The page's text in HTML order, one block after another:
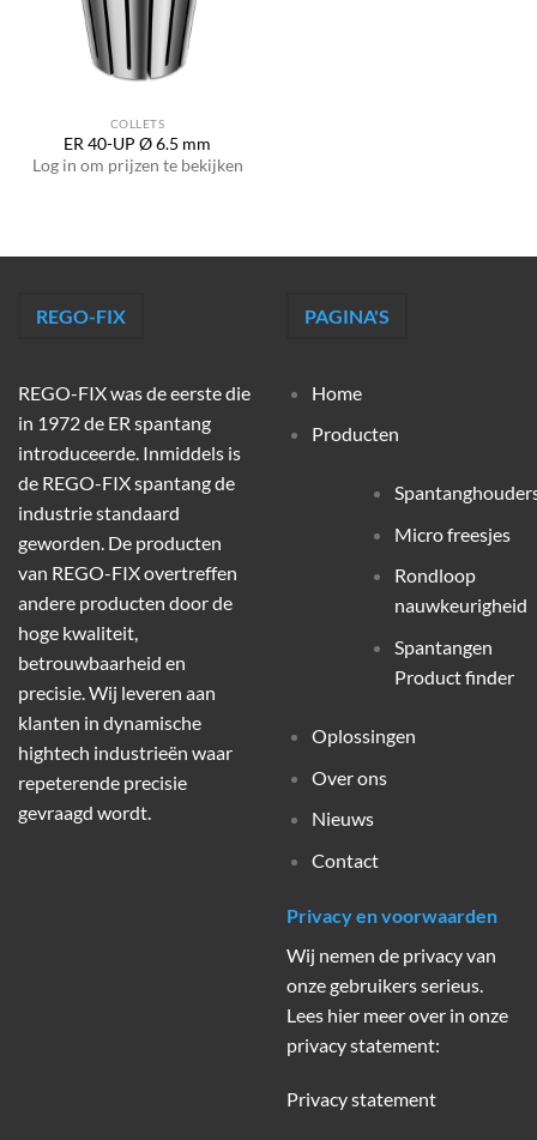
COLLETS
ER 40-UP Ø 6.5 mm
Log in om prijzen te bekijken
REGO-FIX
REGO-FIX was de eerste die
in 1972 de ER spantang
introduceerde. Inmiddels is
de REGO-FIX spantang de
industrie standaard
geworden. De producten
van REGO-FIX overtreffen
andere producten door de
hoge kwaliteit,
betrouwbaarheid en
precisie. Wij leveren aan
klanten in dynamische
hightech industrieën waar
repeterende precisie
gevraagd wordt.
PAGINA'S
Home
Producten
Micro freesjes
Rondloop
nauwkeurigheid
Spantangen
Product finder
Oplossingen
Over ons
Nieuws
Contact
Privacy en voorwaarden
Wij nemen de privacy van
onze gebruikers serieus.
Lees hier meer over in onze
privacy statement:
Privacy statement